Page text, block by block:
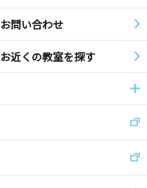
お問い合わせ
お近くの教室を探す